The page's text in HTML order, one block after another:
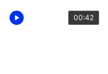
00:42